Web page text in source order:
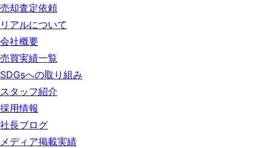
売却査定依頼
リアルについて
会社概要
売買実績一覧
SDGsへの取り組み
スタッフ紹介
採用情報
社長ブログ
メディア掲載実績